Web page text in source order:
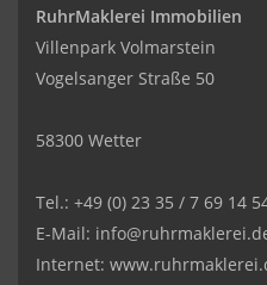
RuhrMaklerei Immobilien
Villenpark Volmarstein
Vogelsanger Straße 50
58300 Wetter
Tel.: +49 (0) 23 35 / 7 69 14
E-Mail:
Internet: